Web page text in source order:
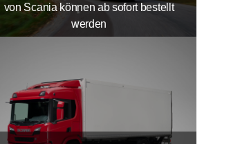
von Scania können ab sofort bestellt
werden